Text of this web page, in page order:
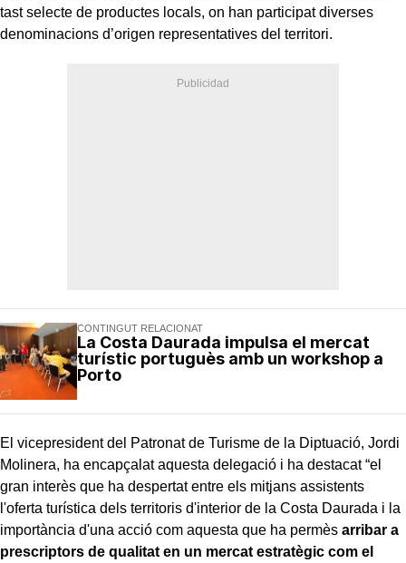
tast selecte de productes locals, on han participat diverses
denominacions d’origen representatives del territori.
CONTINGUT RELACIONAT
La Costa Daurada impulsa el mercat
turístic portuguès amb un workshop a
Porto
El vicepresident del Patronat de Turisme de la Diptuació, Jordi
Molinera, ha encapçalat aquesta delegació i ha destacat “el
gran interès que ha despertat entre els mitjans assistents
l'oferta turística dels territoris d'interior de la Costa Daurada i la
importància d'una acció com aquesta que ha permès arribar a
prescriptors de qualitat en un mercat estratègic com el